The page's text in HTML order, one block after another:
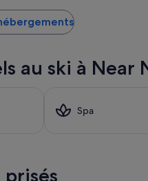
au ski à Near
Spa